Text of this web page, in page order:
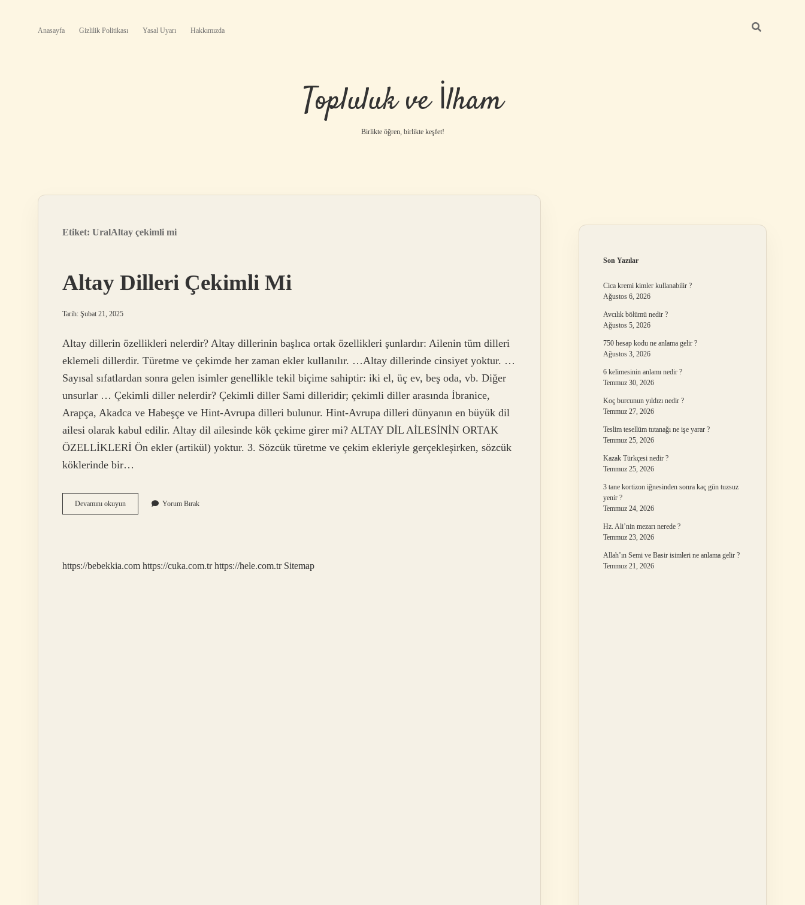
Anasayfa Gizlilik Politikası Yasal Uyarı Hakkımızda
Topluluk ve İlham
Birlikte öğren, birlikte keşfet!
Etiket: UralAltay çekimli mi
Altay Dilleri Çekimli Mi
Tarih: Şubat 21, 2025
Altay dillerin özellikleri nelerdir? Altay dillerinin başlıca ortak özellikleri şunlardır: Ailenin tüm dilleri
eklemeli dillerdir. Türetme ve çekimde her zaman ekler kullanılır. …Altay dillerinde cinsiyet yoktur. …
Sayısal sıfatlardan sonra gelen isimler genellikle tekil biçime sahiptir: iki el, üç ev, beş oda, vb. Diğer
unsurlar … Çekimli diller nelerdir? Çekimli diller Sami dilleridir; çekimli diller arasında İbranice,
Arapça, Akadca ve Habeşçe ve Hint-Avrupa dilleri bulunur. Hint-Avrupa dilleri dünyanın en büyük dil
ailesi olarak kabul edilir. Altay dil ailesinde kök çekime girer mi? ALTAY DİL AİLESİNİN ORTAK
ÖZELLİKLERİ Ön ekler (artikül) yoktur. 3. Sözcük türetme ve çekim ekleriyle gerçekleşirken, sözcük
köklerinde bir…
Devamını okuyunAltay
Dilleri
Yorum Bırak
https://bebekkia.com https://cuka.com.tr https://hele.com.tr Sitemap
Son Yazılar
Cica kremi kimler kullanabilir ?
Ağustos 6, 2026
Avcılık bölümü nedir ?
Ağustos 5, 2026
750 hesap kodu ne anlama gelir ?
Ağustos 3, 2026
6 kelimesinin anlamı nedir ?
Temmuz 30, 2026
Koç burcunun yıldızı nedir ?
Temmuz 27, 2026
Teslim tesellüm tutanağı ne işe yarar ?
Temmuz 25, 2026
Kazak Türkçesi nedir ?
Temmuz 25, 2026
3 tane kortizon iğnesinden sonra kaç gün tuzsuz
yenir ?
Temmuz 24, 2026
Hz. Ali’nin mezarı nerede ?
Temmuz 23, 2026
Allah’ın Semi ve Basir isimleri ne anlama gelir ?
Temmuz 21, 2026